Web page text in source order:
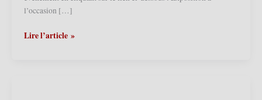
l’occasion […]
Ploegsteert
Lire l’article »